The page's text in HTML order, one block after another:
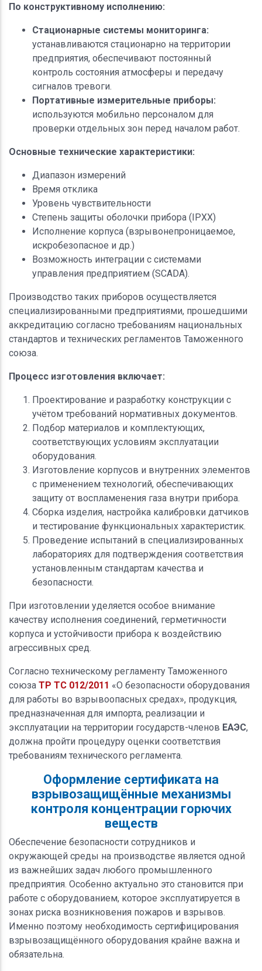
По конструктивному исполнению:
Стационарные системы мониторинга:
устанавливаются стационарно на территории
предприятия, обеспечивают постоянный
контроль состояния атмосферы и передачу
сигналов тревоги.
Портативные измерительные приборы:
используются мобильно персоналом для
проверки отдельных зон перед началом работ.
Основные технические характеристики:
Диапазон измерений
Время отклика
Уровень чувствительности
Степень защиты оболочки прибора (IPXX)
Исполнение корпуса (взрывонепроницаемое,
искробезопасное и др.)
Возможность интеграции с системами
управления предприятием (SCADA).
Производство таких приборов осуществляется
специализированными предприятиями, прошедшими
аккредитацию согласно требованиям национальных
стандартов и технических регламентов Таможенного
союза.
Процесс изготовления включает:
Проектирование и разработку конструкции с
учётом требований нормативных документов.
Подбор материалов и комплектующих,
соответствующих условиям эксплуатации
оборудования.
Изготовление корпусов и внутренних элементов
с применением технологий, обеспечивающих
защиту от воспламенения газа внутри прибора.
Сборка изделия, настройка калибровки датчиков
и тестирование функциональных характеристик.
Проведение испытаний в специализированных
лабораториях для подтверждения соответствия
установленным стандартам качества и
безопасности.
При изготовлении уделяется особое внимание
качеству исполнения соединений, герметичности
корпуса и устойчивости прибора к воздействию
агрессивных сред.
Согласно техническому регламенту Таможенного
союза ТР ТС 012/2011 «О безопасности оборудования
для работы во взрывоопасных средах», продукция,
предназначенная для импорта, реализации и
эксплуатации на территории государств-членов ЕАЭС,
должна пройти процедуру оценки соответствия
требованиям технического регламента.
Оформление сертификата на
взрывозащищённые механизмы
контроля концентрации горючих
веществ
Обеспечение безопасности сотрудников и
окружающей среды на производстве является одной
из важнейших задач любого промышленного
предприятия. Особенно актуально это становится при
работе с оборудованием, которое эксплуатируется в
зонах риска возникновения пожаров и взрывов.
Именно поэтому необходимость сертифицирования
взрывозащищённого оборудования крайне важна и
обязательна.